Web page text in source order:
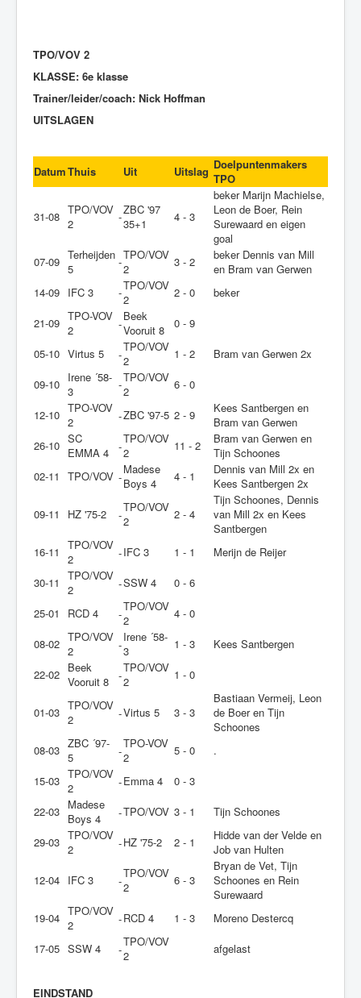
TPO/VOV 2
KLASSE: 6e klasse
Trainer/leider/coach: Nick Hoffman
UITSLAGEN
DatumThuis Uit Uitslag Doelpuntenmakers
TPO
31-08 TPO/VOV
2
-ZBC '97
35+1
4 - 3
beker Marijn Machielse,
Leon de Boer, Rein
Surewaard en eigen
goal
07-09 Terheijden
5
-TPO/VOV
2
3 - 2
beker Dennis van Mill
en Bram van Gerwen
14-09 IFC 3 -TPO/VOV
2
2 - 0
beker
21-09 TPO-VOV
2
-
Beek
Vooruit 8
0 - 9
05-10 Virtus 5 -
TPO/VOV
2
1 - 2
Bram van Gerwen 2x
09-10 Irene ´58-
3
-TPO/VOV
2
6 - 0
12-10 TPO-VOV
2
-ZBC '97-5 2 - 9
Kees Santbergen en
Bram van Gerwen
26-10 SC
EMMA 4
-
TPO/VOV
2
11 - 2
Bram van Gerwen en
Tijn Schoones
02-11
TPO/VOV -
Madese
Boys 4
4 - 1
Dennis van Mill 2x en
Kees Santbergen 2x
09-11
HZ '75-2 -
TPO/VOV
2
2 - 4
Tijn Schoones, Dennis
van Mill 2x en Kees
Santbergen
16-11
TPO/VOV
2
-IFC 3 1 - 1
Merijn de Reijer
30-11
TPO/VOV
2
-SSW 4
0 - 6
25-01
RCD 4 -
TPO/VOV
2
4 - 0
08-02 TPO/VOV
2
-
Irene ´58-
3
1 - 3
Kees Santbergen
22-02 Beek
Vooruit 8
-
TPO/VOV
2
1 - 0
01-03 TPO/VOV
2
-Virtus 5 3 - 3
Bastiaan Vermeij, Leon
de Boer en Tijn
Schoones
08-03 ZBC ´97-
5
-
TPO-VOV
2
5 - 0
.
15-03 TPO/VOV
2
-Emma 4
0 - 3
22-03 Madese
Boys 4
-TPO/VOV 3 - 1
Tijn Schoones
29-03 TPO/VOV
2
-HZ '75-2 2 - 1
Hidde van der Velde en
Job van Hulten
12-04 IFC 3 -
TPO/VOV
2
6 - 3
Bryan de Vet, Tijn
Schoones en Rein
Surewaard
19-04 TPO/VOV
2
-RCD 4 1 - 3
Moreno Destercq
17-05 SSW 4 -
TPO/VOV
2
afgelast
EINDSTAND